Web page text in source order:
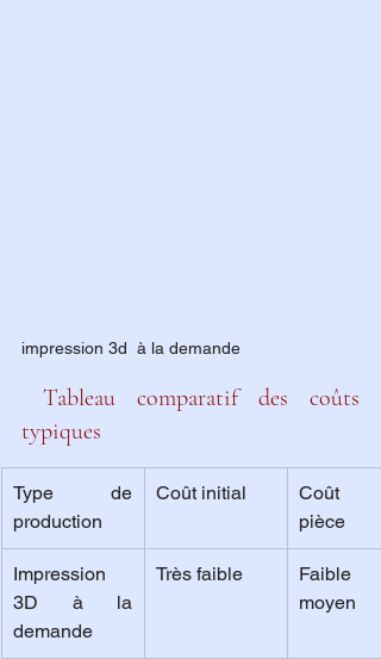
impression 3d  à la demande
typiques
Type de
production
Coût initial
Coût
pièce
Impression
3D à la
demande
Très faible
moyen